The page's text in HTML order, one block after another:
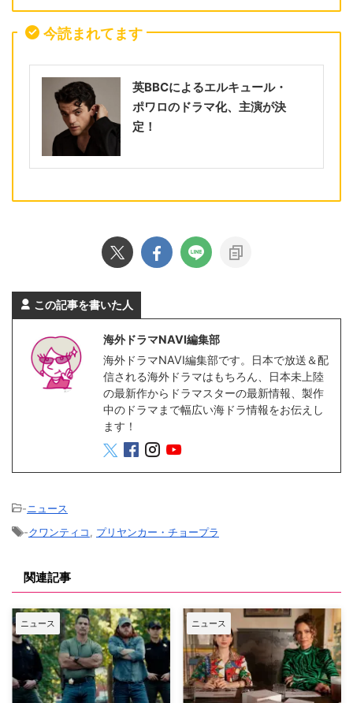
今読まれてます
英BBCによるエルキュール・
ポワロのドラマ化、主演が決
定！
この記事を書いた人
海外ドラマNAVI編集部
海外ドラマNAVI編集部です。日本で放送＆配
信される海外ドラマはもちろん、日本未上陸
の最新作からドラマスターの最新情報、製作
中のドラマまで幅広い海ドラ情報をお伝えし
ます！
-ニュース
-クワンティコ プリヤンカー・チョープラ
関連記事
ニュース ニュース